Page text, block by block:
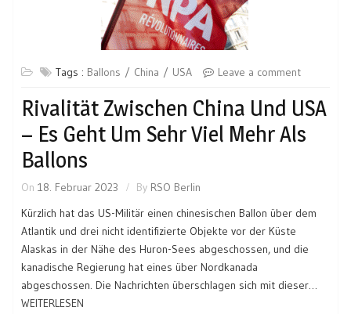
Tags : Ballons China USA Leave a comment
Rivalität Zwischen China Und USA
– Es Geht Um Sehr Viel Mehr Als
Ballons
On 18. Februar 2023 By RSO Berlin
Kürzlich hat das US-Militär einen chinesischen Ballon über dem
Atlantik und drei nicht identifizierte Objekte vor der Küste
Alaskas in der Nähe des Huron-Sees abgeschossen, und die
kanadische Regierung hat eines über Nordkanada
abgeschossen. Die Nachrichten überschlagen sich mit dieser…
WEITERLESEN